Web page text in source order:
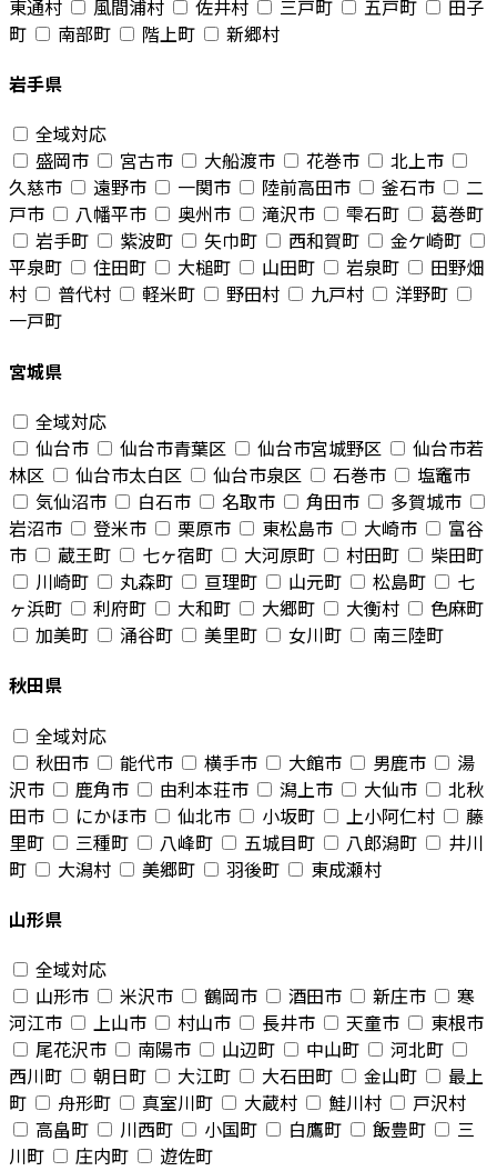
東通村 風間浦村 佐井村 三戸町 五戸町
田子
町
南部町 階上町
新郷村
岩手県
全域対応
盛岡市
宮古市 大船渡市 花巻市
北上市
久慈市
遠野市 一関市 陸前高田市 釜石市
二
戸市
八幡平市 奥州市 滝沢市 雫石町
葛巻町
岩手町
紫波町 矢巾町 西和賀町
金ケ崎町
平泉町
住田町 大槌町 山田町 岩泉町
田野畑
村
普代村 軽米町 野田村 九戸村
洋野町
一戸町
宮城県
全域対応
仙台市
仙台市青葉区 仙台市宮城野区
仙台市若
林区
仙台市太白区 仙台市泉区 石巻市
塩竈市
気仙沼市
白石市 名取市 角田市
多賀城市
岩沼市
登米市 栗原市 東松島市 大崎市
富谷
市
蔵王町 七ヶ宿町 大河原町 村田町
柴田町
川崎町
丸森町 亘理町 山元町 松島町
七
ヶ浜町
利府町 大和町 大郷町 大衡村
色麻町
加美町
涌谷町 美里町 女川町
南三陸町
秋田県
全域対応
秋田市
能代市 横手市 大館市 男鹿市
湯
沢市
鹿角市 由利本荘市 潟上市 大仙市
北秋
田市
にかほ市 仙北市 小坂町 上小阿仁村
藤
里町
三種町 八峰町 五城目町 八郎潟町
井川
町
大潟村 美郷町 羽後町
東成瀬村
山形県
全域対応
山形市
米沢市 鶴岡市 酒田市 新庄市
寒
河江市
上山市 村山市 長井市 天童市
東根市
尾花沢市
南陽市 山辺町 中山町
河北町
西川町
朝日町 大江町 大石田町 金山町
最上
町
舟形町 真室川町 大蔵村 鮭川村
戸沢村
高畠町
川西町 小国町 白鷹町 飯豊町
三
川町
庄内町
遊佐町